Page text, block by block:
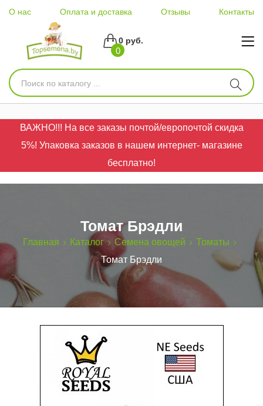
О нас Оплата и доставка Отзывы Контакты
0
0 руб.
ВАЖНО!!! На все заказы почтой/европочтой скидка
5%! Упаковка заказов в нашем интернет- магазине
бесплатно!
Томат Брэдли
Главная Каталог Семена овощей
Томаты
Томат Брэдли